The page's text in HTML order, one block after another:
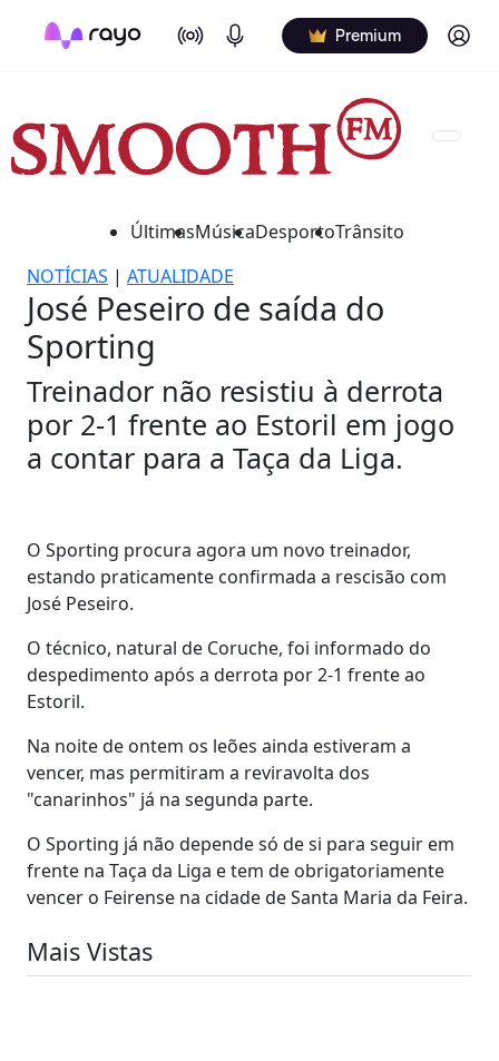
On Air Podcasts Premium Log in
ÚltimasMúsicaDesportoTrânsito
NOTÍCIAS | ATUALIDADE
José Peseiro de saída do
Sporting
Treinador não resistiu à derrota
por 2-1 frente ao Estoril em jogo
a contar para a Taça da Liga.
O Sporting procura agora um novo treinador,
estando praticamente confirmada a rescisão com
José Peseiro.
O técnico, natural de Coruche, foi informado do
despedimento após a derrota por 2-1 frente ao
Estoril.
Na noite de ontem os leões ainda estiveram a
vencer, mas permitiram a reviravolta dos
"canarinhos" já na segunda parte.
O Sporting já não depende só de si para seguir em
frente na Taça da Liga e tem de obrigatoriamente
vencer o Feirense na cidade de Santa Maria da Feira.
Mais Vistas